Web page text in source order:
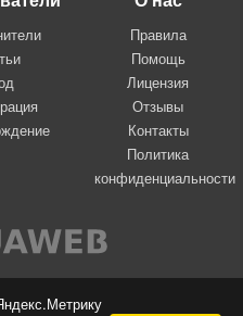
Правила
Помощь
Лицензия
Отзывы
Контакты
Политика
конфиденциальности